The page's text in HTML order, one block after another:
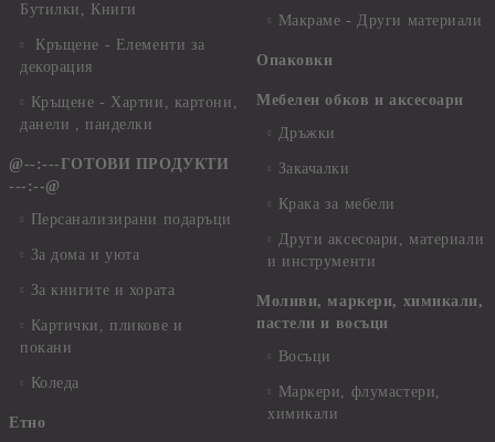
Бутилки, Книги
Кръщене - Елементи за
декорация
Кръщене - Хартии, картони,
данели , панделки
@--:---ГОТОВИ ПРОДУКТИ
---:--@
Персанализирани подаръци
За дома и уюта
За книгите и хората
Картички, пликове и
покани
Коледа
Етно
Макраме - Други материали
Опаковки
Мебелен обков и аксесоари
Дръжки
Закачалки
Крака за мебели
Други аксесоари, материали
и инструменти
Моливи, маркери, химикали,
пастели и восъци
Восъци
Маркери, флумастери,
химикали